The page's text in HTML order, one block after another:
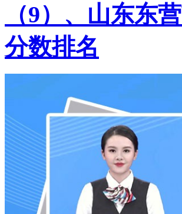
（9）、山东东
分数排名